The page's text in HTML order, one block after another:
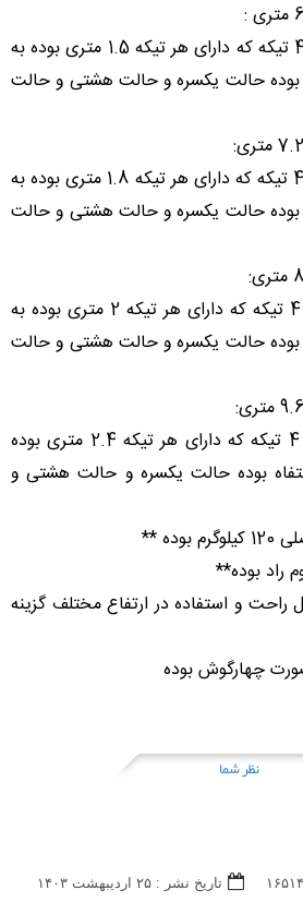
نردبان مفصلی 6 متری 4 تیکه که دارای هر تیکه 1.5 متری بوده به
حالت یکسره و حالت هشتی و حالت
نردبان مفصلی 4 متری 4 تیکه که دارای هر تیکه 1.8 متری بوده به
حالت یکسره و حالت هشتی و حالت
نردبان مفصلی 4 متری 4 تیکه که دارای هر تیکه 2 متری بوده به
حالت یکسره و حالت هشتی و حالت
نردبان مفصلی 4 متری 4 تیکه که دارای هر تیکه 2.4 متری بوده
بوده حالت یکسره و حالت هشتی و
**
راد بوده**
و استفاده در ارتفاع مختلف گزینه
چهارگوش بوده
نظر شما
تاریخ نشر : ۲۵ ارديبهشت ۱۴۰۳